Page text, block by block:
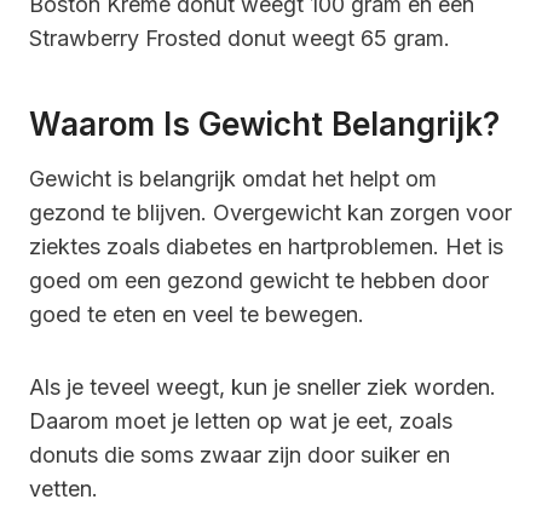
Strawberry Frosted donut weegt 65 gram.
Waarom Is Gewicht Belangrijk?
Gewicht is belangrijk omdat het helpt om
gezond te blijven. Overgewicht kan zorgen voor
ziektes zoals diabetes en hartproblemen. Het is
goed om een gezond gewicht te hebben door
goed te eten en veel te bewegen.
Als je teveel weegt, kun je sneller ziek worden.
Daarom moet je letten op wat je eet, zoals
donuts die soms zwaar zijn door suiker en
vetten.